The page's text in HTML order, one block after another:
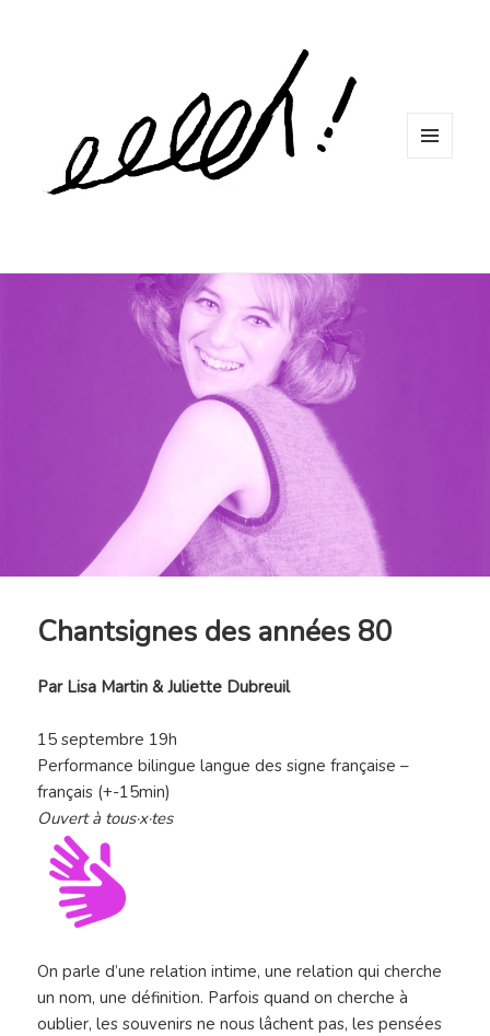
Chantsignes des années 80
Par Lisa Martin & Juliette Dubreuil
15 septembre 19h
Performance bilingue langue des signe française –
français (+-15min)
Ouvert à tous·x·tes
On parle d’une relation intime, une relation qui cherche
un nom, une définition. Parfois quand on cherche à
oublier, les souvenirs ne nous lâchent pas, les pensées